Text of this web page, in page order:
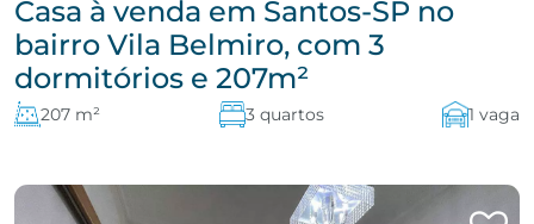
Casa à venda em Santos-SP no
bairro Vila Belmiro, com 3
dormitórios e 207m²
207 m² 3 quartos 1 vaga